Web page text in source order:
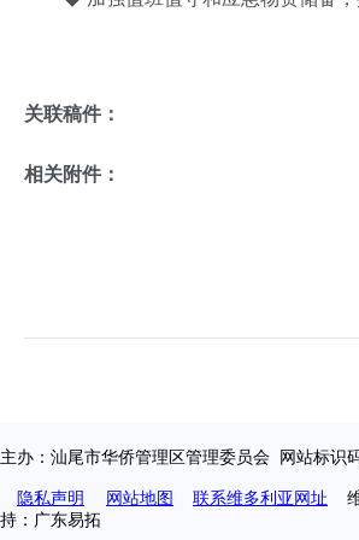
关联稿件：
相关附件：
主办：汕尾市华侨管理区管理委员会 网站标识
隐私声明 网站地图 联系维多利亚网址 维
持：广东易拓